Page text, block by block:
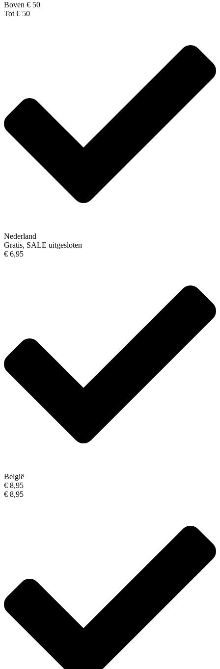
Boven € 50
Tot € 50
Nederland
Gratis, SALE uitgesloten
€ 6,95
België
€ 8,95
€ 8,95